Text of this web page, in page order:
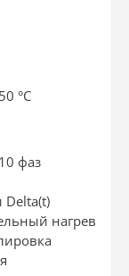
°С
фаз
нагрев